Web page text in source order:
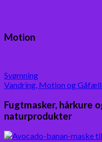
Motion
Svømning
Vandring, Motion og
Fugtmasker, hårkure
naturprodukter